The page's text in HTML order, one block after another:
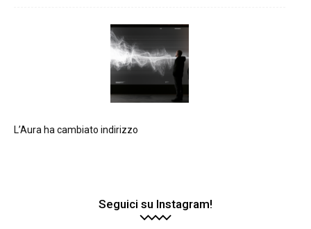
L’Aura ha cambiato indirizzo
Seguici su Instagram!